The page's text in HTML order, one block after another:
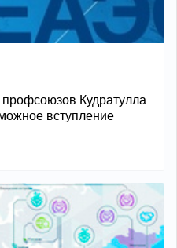
Кудратулла
вступление